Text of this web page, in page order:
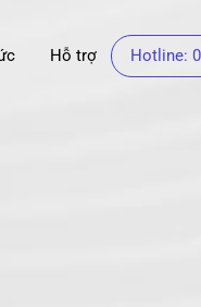
Hỗ trợ Hotline: